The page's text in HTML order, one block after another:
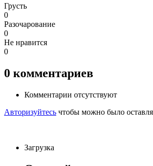
Грусть
0
Разочарование
0
Не нравится
0
0 комментариев
Комментарии отсутствуют
Авторизуйтесь чтобы можно было
Загрузка